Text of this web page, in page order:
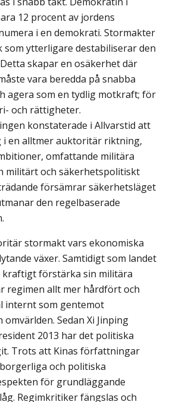
12 procent av jordens
i en demokrati. Stormakter
ytterligare destabiliserar den
skapar en osäkerhet där
vara beredda på snabba
agera som en tydlig motkraft; för
och rättigheter.
konstaterade i Allvarstid att
i en alltmer auktoritär riktning,
omfattande militära
militärt och säkerhetspolitiskt
försämrar säkerhetsläget
den regelbaserade
stormakt vars ekonomiska
växer. Samtidigt som landet
kraftigt förstärka sin militära
regimen allt mer hårdfört och
internt som gentemot
Sedan Xi Jinping
2013 har det politiska
Trots att Kinas författningar
och politiska
för grundläggande
Regimkritiker fängslas och